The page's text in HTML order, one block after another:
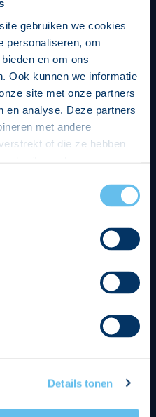
gebruiken we cookies
personaliseren, om
en om ons
Ook kunnen we informatie
site met onze partners
en analyse. Deze partners
met andere
of die ze hebben
Je kunt je toestemming
pagina.
Details tonen